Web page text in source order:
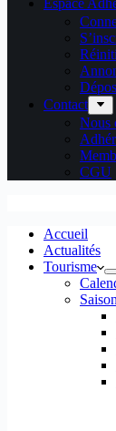
Espace
Contact
Nous
CGU
Accueil
Actualités
Tourisme